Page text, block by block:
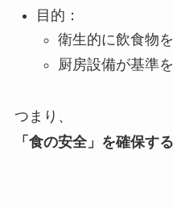
目的：
衛生的に飲食物
厨房設備が基準
つまり、
「食の安全」を確保す